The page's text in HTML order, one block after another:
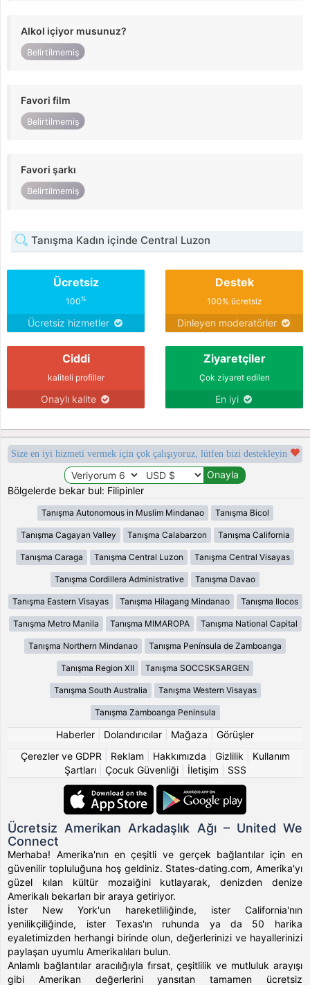
Alkol içiyor musunuz?
Belirtilmemiş
Favori film
Belirtilmemiş
Favori şarkı
Belirtilmemiş
Tanışma Kadın içinde Central Luzon
Ücretsiz
100%
Ücretsiz hizmetler
Destek
100% ücretsiz
Dinleyen moderatörler
Ciddi
kaliteli profiller
Onaylı kalite
Ziyaretçiler
Çok ziyaret edilen
En iyi
Size en iyi hizmeti vermek için çok çalışıyoruz, lütfen bizi destekleyin
Bölgelerde bekar bul: Filipinler
Tanışma Autonomous in Muslim Mindanao Tanışma Bicol
Tanışma Cagayan Valley Tanışma Calabarzon Tanışma California
Tanışma Caraga Tanışma Central Luzon Tanışma Central Visayas
Tanışma Cordillera Administrative Tanışma Davao
Tanışma Eastern Visayas Tanışma Hilagang Mindanao Tanışma Ilocos
Tanışma Metro Manila Tanışma MIMAROPA Tanışma National Capital
Tanışma Northern Mindanao Tanışma Península de Zamboanga
Tanışma Region XII Tanışma SOCCSKSARGEN
Tanışma South Australia Tanışma Western Visayas
Tanışma Zamboanga Peninsula
Haberler Dolandırıcılar Mağaza
Görüşler
Çerezler ve GDPR
Reklam Hakkımızda Gizlilik
Kullanım
Şartları| Çocuk Güvenliği| İletişim SSS
Ücretsiz Amerikan Arkadaşlık Ağı – United We
Connect
Merhaba! Amerika'nın en çeşitli ve gerçek bağlantılar için en
güvenilir topluluğuna hoş geldiniz. States-dating.com, Amerika'yı
güzel kılan kültür mozaiğini kutlayarak, denizden denize
Amerikalı bekarları bir araya getiriyor.
İster New York'un hareketliliğinde, ister California'nın
yenilikçiliğinde, ister Texas'ın ruhunda ya da 50 harika
eyaletimizden herhangi birinde olun, değerlerinizi ve hayallerinizi
paylaşan uyumlu Amerikalıları bulun.
Anlamlı bağlantılar aracılığıyla fırsat, çeşitlilik ve mutluluk arayışı
gibi Amerikan değerlerini yansıtan tamamen ücretsiz